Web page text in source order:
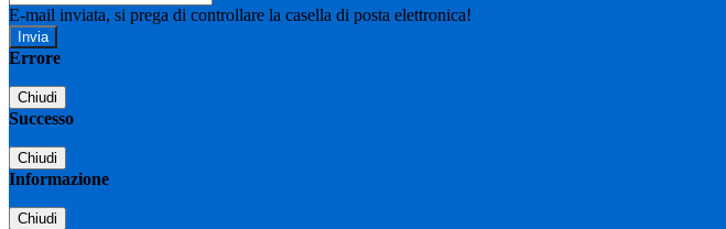
E-mail inviata, si prega di controllare la casella di posta elettronica!
Errore
Chiudi
Successo
Chiudi
Informazione
Chiudi